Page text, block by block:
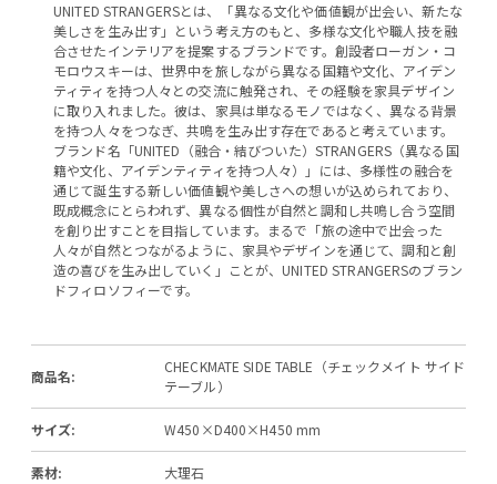
UNITED STRANGERSとは、「異なる文化や価値観が出会い、新たな
美しさを生み出す」という考え方のもと、多様な文化や職人技を融
合させたインテリアを提案するブランドです。創設者ローガン・コ
モロウスキーは、世界中を旅しながら異なる国籍や文化、アイデン
ティティを持つ人々との交流に触発され、その経験を家具デザイン
に取り入れました。彼は、家具は単なるモノではなく、異なる背景
を持つ人々をつなぎ、共鳴を生み出す存在であると考えています。
ブランド名「UNITED（融合・結びついた）STRANGERS（異なる国
籍や文化、アイデンティティを持つ人々）」には、多様性の融合を
通じて誕生する新しい価値観や美しさへの想いが込められており、
既成概念にとらわれず、異なる個性が自然と調和し共鳴し合う空間
を創り出すことを目指しています。まるで「旅の途中で出会った
人々が自然とつながるように、家具やデザインを通じて、調和と創
造の喜びを生み出していく」ことが、UNITED STRANGERSのブラン
ドフィロソフィーです。
商品名:
CHECKMATE SIDE TABLE（チェックメイト サイド
テーブル）
サイズ: W450×D400×H450 mm
素材: 大理石